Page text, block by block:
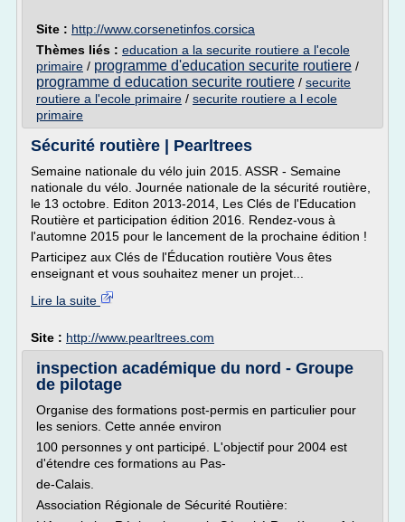
Site : http://www.corsenetinfos.corsica
Thèmes liés : education a la securite routiere a l'ecole
primaire / programme d'education securite routiere /
programme d education securite routiere / securite
routiere a l'ecole primaire / securite routiere a l ecole
primaire
Sécurité routière | Pearltrees
Semaine nationale du vélo juin 2015. ASSR - Semaine
nationale du vélo. Journée nationale de la sécurité routière,
le 13 octobre. Editon 2013-2014, Les Clés de l'Education
Routière et participation édition 2016. Rendez-vous à
l'automne 2015 pour le lancement de la prochaine édition !
Participez aux Clés de l'Éducation routière Vous êtes
enseignant et vous souhaitez mener un projet...
Lire la suite
Site : http://www.pearltrees.com
inspection académique du nord - Groupe
de pilotage
Organise des formations post-permis en particulier pour
les seniors. Cette année environ
100 personnes y ont participé. L'objectif pour 2004 est
d'étendre ces formations au Pas-
de-Calais.
Association Régionale de Sécurité Routière: